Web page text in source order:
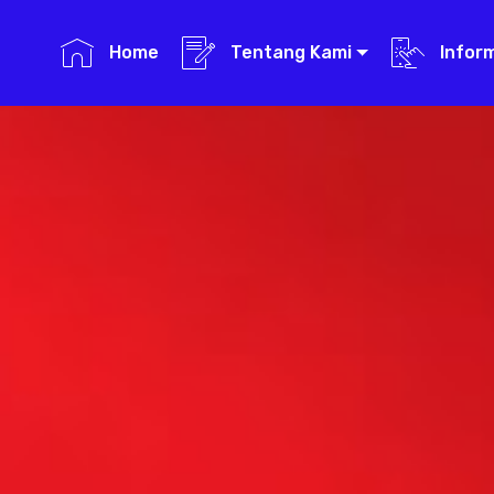
Home Tentang Kami